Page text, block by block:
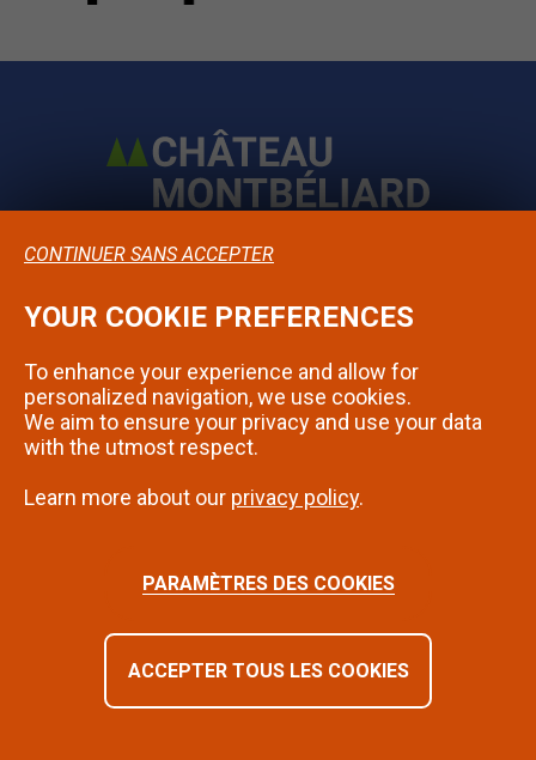
Mentions légales
Contact
YOUR COOKIE PREFERENCES
To enhance your experience and allow for
personalized navigation, we use cookies.
We aim to ensure your privacy and use your data
with the utmost respect.
Learn more about our privacy policy.
PARAMÈTRES DES COOKIES
ACCEPTER TOUS LES COOKIES
CONTINUER SANS ACCEPTER